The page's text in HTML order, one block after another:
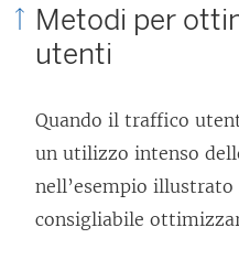
Metodi per
utenti
Quando il traffico
un utilizzo intenso
nell’esempio illustrato
consigliabile